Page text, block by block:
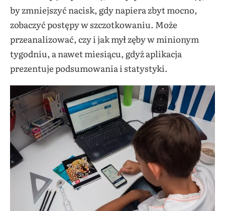
by zmniejszyć nacisk, gdy napiera zbyt mocno,
zobaczyć postępy w szczotkowaniu. Może
przeanalizować, czy i jak mył zęby w minionym
tygodniu, a nawet miesiącu, gdyż aplikacja
prezentuje podsumowania i statystyki.